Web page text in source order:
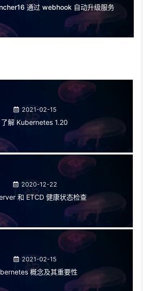
通过 webhook 自动升级服务
2021-02-15
了解 Kubernetes 1.20
2020-12-22
和 ETCD 健康状态检查
2021-02-15
概念及其重要性